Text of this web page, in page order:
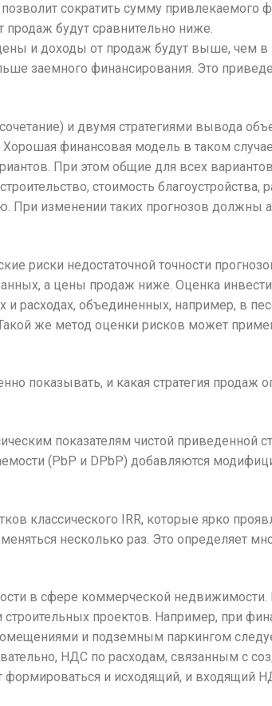
сократить сумму привлекаемого
будут сравнительно ниже.
цены и доходы от продаж будут выше, чем
заемного финансирования. Это
и двумя стратегиями вывода
финансовая модель в таком
При этом общие для всех
стоимость благоустройства,
При изменении таких прогнозов должны
риски недостаточной точности
а цены продаж ниже. Оценка
расходах, объединенных, например, в
же метод оценки рисков может
показывать, и какая стратегия продаж
показателям чистой приведенной
(PbP и DPbP) добавляются
классического IRR, которые ярко
несколько раз. Это определяет
в сфере коммерческой
строительных проектов. Например, при
и подземным паркингом
НДС по расходам, связанным с
формироваться и исходящий, и входящий